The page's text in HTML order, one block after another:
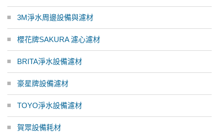
3M淨水周邊設備與濾材
櫻花牌SAKURA 濾心濾材
BRITA淨水設備濾材
豪星牌設備濾材
TOYO淨水設備濾材
賀眾設備耗材